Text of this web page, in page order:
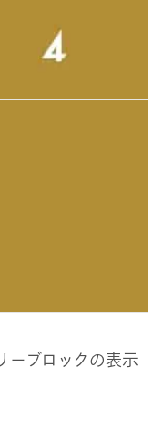
ーブロックの表示